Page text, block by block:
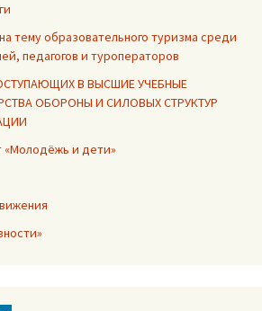
тему образовательного туризма среди
педагогов и туроператоров
В ВЫСШИЕ УЧЕБНЫЕ
ОБОРОНЫ И СИЛОВЫХ СТРУКТУР
«Молодёжь и дети»